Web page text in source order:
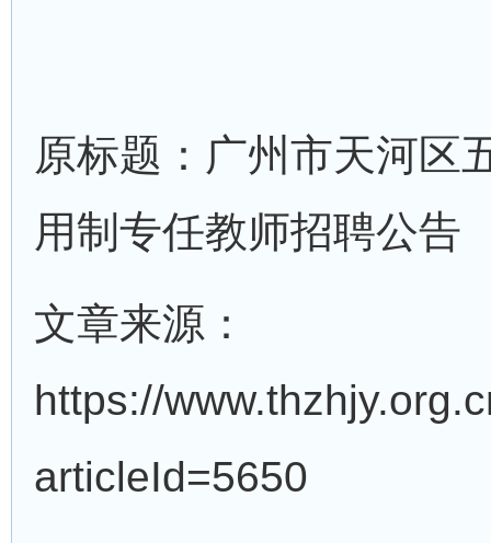
原标题：广州市天河区
用制专任教师招聘公告
文章来源：
https://
articleId=5650